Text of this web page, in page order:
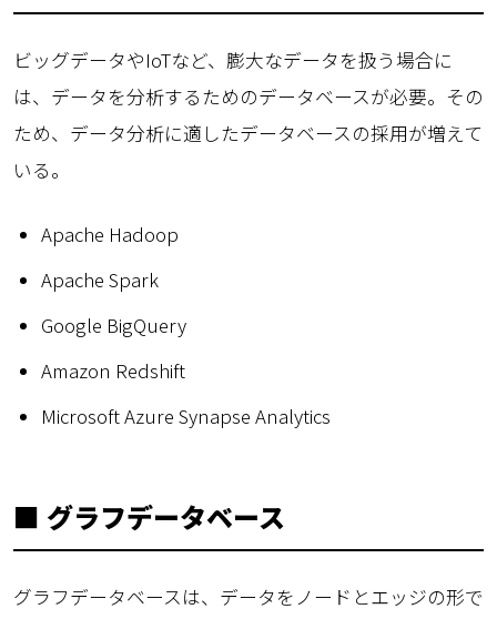
ビッグデータやIoTなど、膨大なデータを扱う場合に
は、データを分析するためのデータベースが必要。その
ため、データ分析に適したデータベースの採用が増えて
いる。
Apache Hadoop
Apache Spark
Google BigQuery
Amazon Redshift
Microsoft Azure Synapse Analytics
■ グラフデータベース
グラフデータベースは、データをノードとエッジの形で